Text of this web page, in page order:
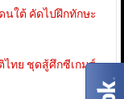
นใต้ คัดไปฝึกทักษะ
ทย ชุดสู้ศึกซีเกมส์